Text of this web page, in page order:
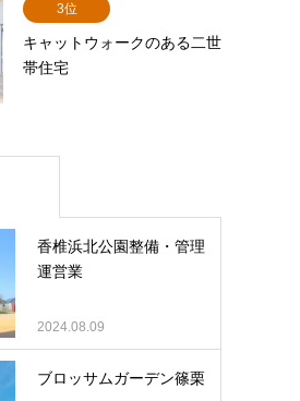
3位
キャットウォークのある二世
帯住宅
香椎浜北公園整備・管理
運営業
2024.08.09
ブロッサムガーデン篠栗